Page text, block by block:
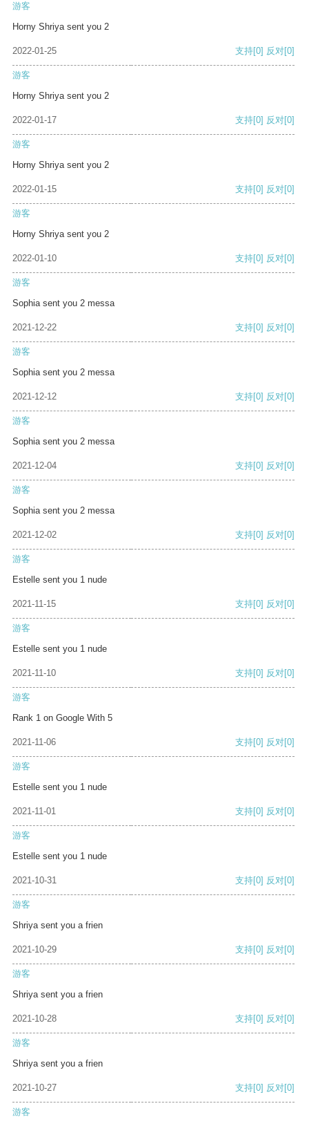
游客
Horny Shriya sent you 2
2022-01-25 支持[0] 反对[0]
游客
Horny Shriya sent you 2
2022-01-17 支持[0] 反对[0]
游客
Horny Shriya sent you 2
2022-01-15 支持[0] 反对[0]
游客
Horny Shriya sent you 2
2022-01-10 支持[0] 反对[0]
游客
Sophia sent you 2 messa
2021-12-22 支持[0] 反对[0]
游客
Sophia sent you 2 messa
2021-12-12 支持[0] 反对[0]
游客
Sophia sent you 2 messa
2021-12-04 支持[0] 反对[0]
游客
Sophia sent you 2 messa
2021-12-02 支持[0] 反对[0]
游客
Estelle sent you 1 nude
2021-11-15 支持[0] 反对[0]
游客
Estelle sent you 1 nude
2021-11-10 支持[0] 反对[0]
游客
Rank 1 on Google With 5
2021-11-06 支持[0] 反对[0]
游客
Estelle sent you 1 nude
2021-11-01 支持[0] 反对[0]
游客
Estelle sent you 1 nude
2021-10-31 支持[0] 反对[0]
游客
Shriya sent you a frien
2021-10-29 支持[0] 反对[0]
游客
Shriya sent you a frien
2021-10-28 支持[0] 反对[0]
游客
Shriya sent you a frien
2021-10-27 支持[0] 反对[0]
游客